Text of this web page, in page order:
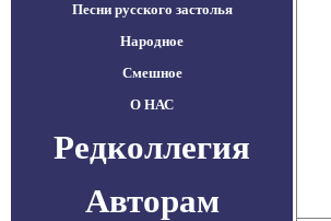
Песни русского застолья
Народное
Смешное
О НАС
Редколлегия
Авторам